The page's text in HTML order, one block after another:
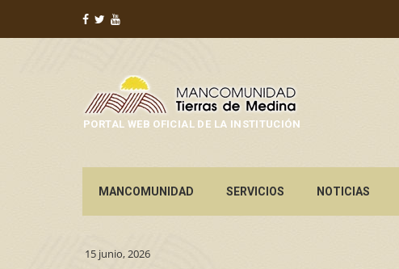
PORTAL WEB OFICIAL DE LA INSTITUCIÓN
MANCOMUNIDAD SERVICIOS NOTICIAS
15 junio, 2026